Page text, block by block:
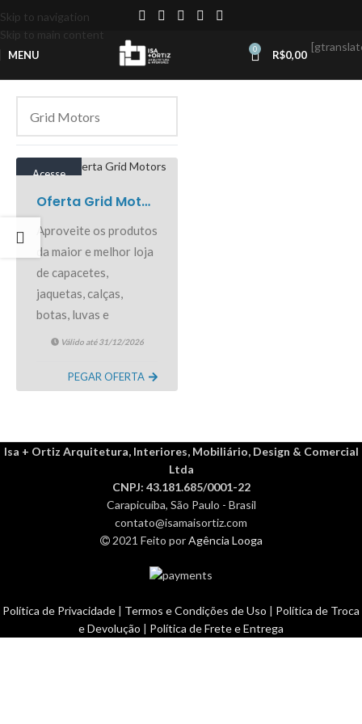
Skip to navigation
Skip to main content
MENU 0 R$0,00
Acesse
Oferta Grid Motors
Aproveite os produtos
da maior e melhor loja
de capacetes,
jaquetas, calças,
botas, luvas e
acessórios para
clicar no cupom você
Válido até 31/12/2026
PEGAR OFERTA
Isa + Ortiz Arquitetura, Interiores, Mobiliário, Design & Comercial
Ltda
CNPJ: 43.181.685/0001-22
Carapicuíba, São Paulo - Brasil
contato@isamaisortiz.com
2021 Feito porAgência Looga
Política de Privacidade Termos e Condições de Uso
Política de Troca
e Devolução
Política de Frete e Entrega